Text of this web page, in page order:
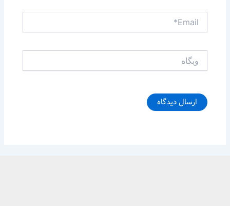
Email*